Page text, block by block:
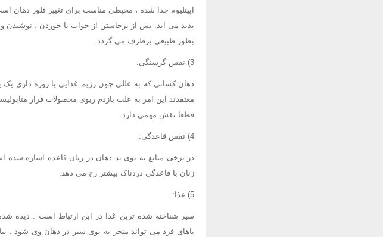
اپیتلیوم جدا شده ، محیطی مناسب برای تغییر فلور دهان
پدید می آید. پس از برخاستن از خواب با خوردن ،
بطور طبیعی برطرف می گردد.
3) نفس گرسنگی:
دهان کسانی که به عللی چون رژیم غذایی یا روزه داری یک
معتقدند این امر به علت بازدم ریوی محصولات فرار
قطعا نقش مهمی دارد.
4) نفس قاعدگی:
در برخی منابع به بوی بد دهان در زنان قاعده اشاره
زنان با قاعدگی دردناک بیشتر رخ می دهد.
5) غذا:
سیر شناخته شده ترین غذا در این ارتباط است . دیده
پاهای فرد می تواند منجر به بوی سیر در دهان وی شود .